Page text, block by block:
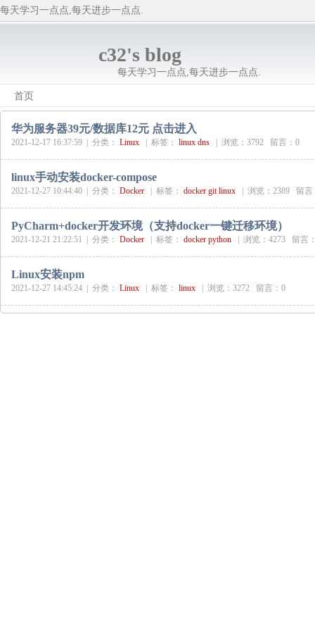
每天学习一点点,每天进步一点点.
c32's blog
每天学习一点点,每天进步一点点.
首页
华为服务器39元/数据库12元 点击进入
2021-12-17 16:37:59 | 分类： Linux 标签： linux dns 浏览：3792 留言：0
linux手动安装docker-compose
2021-12-27 10:44:40 | 分类： Docker 标签： docker git linux 浏览：2389 留言
PyCharm+docker开发环境（支持docker一键迁移环境）
2021-12-21 21:22:51 | 分类： Docker 标签： docker python 浏览：4273 留言
Linux安装npm
2021-12-27 14:45:24 | 分类： Linux 标签： linux 浏览：3272 留言：0